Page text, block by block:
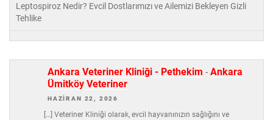
Leptospiroz Nedir? Evcil Dostlarımızı ve Ailemizi Bekleyen Gizli
Tehlike
Ankara Veteriner Kliniği - Pethekim - Ankara
Ümitköy Veteriner
HAZIRAN 22, 2026
[…] Veteriner Kliniği olarak, evcil hayvanınızın sağlığını ve